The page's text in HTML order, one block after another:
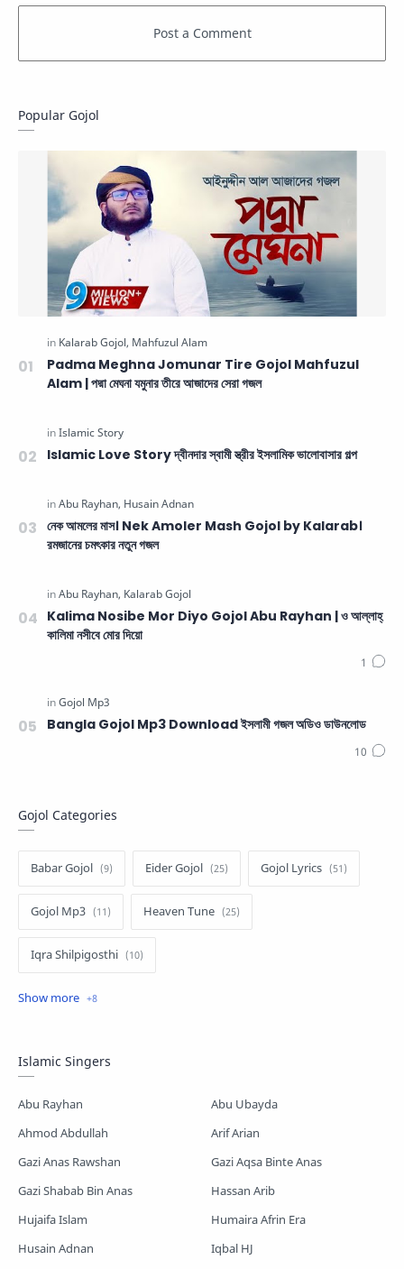
Popular Gojol
Padma Meghna Jomunar Tire Gojol Mahfuzul
Alam | পদ্মা মেঘনা যমুনার তীরে আজাদের সেরা গজল
Islamic Love Story দ্বীনদার স্বামী স্ত্রীর ইসলামিক ভালোবাসার গল্প
নেক আমলের মাস। Nek Amoler Mash Gojol by Kalarab।
রমজানের চমৎকার নতুন গজল
Kalima Nosibe Mor Diyo Gojol Abu Rayhan | ও আল্লাহ্‌
কালিমা নসীবে মোর দিয়ো
Bangla Gojol Mp3 Download ইসলামী গজল অডিও ডাউনলোড
Gojol Categories
Babar Gojol Eider Gojol Gojol Lyrics
Gojol Mp3 Heaven Tune
Iqra Shilpigosthi
Islamic Story
Shopnoshiri
Islamic Singers
Abu Rayhan
Abu Ubayda
Ahmod Abdullah
Arif Arian
Gazi Anas Rawshan
Gazi Aqsa Binte Anas
Gazi Shabab Bin Anas
Hassan Arib
Hujaifa Islam
Humaira Afrin Era
Husain Adnan
Iqbal HJ